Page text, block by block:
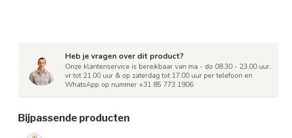
Heb je vragen over dit product?
Onze klantenservice is bereikbaar van ma - do 08.30 - 23.00 uur,
vr tot 21.00 uur & op zaterdag tot 17.00 uur per telefoon en
WhatsApp op nummer +31 85 773 1906
Bijpassende producten